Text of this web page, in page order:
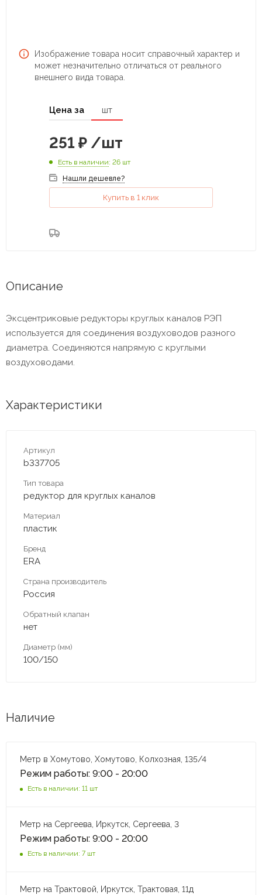
Изображение товара носит справочный характер и
может незначительно отличаться от реального
внешнего вида товара.
Цена за шт
251 ₽ /шт
Есть в наличии: 26 шт
Нашли дешевле?
Купить в 1 клик
Описание
Эксцентриковые редукторы круглых каналов РЭП
используется для соединения воздуховодов разного
диаметра. Соединяются напрямую с круглыми
воздуховодами.
Характеристики
Артикул
b337705
Тип товара
редуктор для круглых каналов
Материал
пластик
Бренд
ERA
Страна производитель
Россия
Обратный клапан
нет
Диаметр (мм)
100/150
Наличие
Метр в Хомутово, Хомутово, Колхозная, 135/4
Режим работы: 9:00 - 20:00
Есть в наличии: 11 шт
Метр на Сергеева, Иркутск, Сергеева, 3
Режим работы: 9:00 - 20:00
Есть в наличии: 7 шт
Метр на Трактовой, Иркутск, Трактовая, 11д